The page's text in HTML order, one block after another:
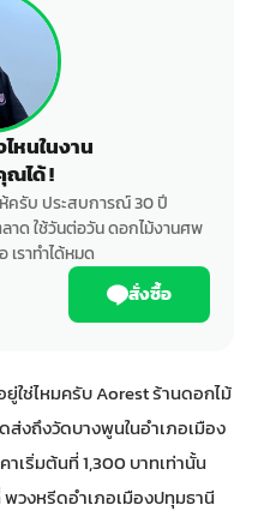
หนในงาน
ณได้ !
ครับ ประสบการณ์ 30 ปี
ด ใช้วันต่อวัน ดอกไม้งานศพ
เราทำได้หมด
สั่งซื้อ
ช่ไหมครับ Aorest ร้านดอกไม้
งถึงวัดบางพูนในอำเภอเมือง
าเริ่มต้นที่ 1,300 บาทเท่านั้น
พวงหรีดอำเภอเมืองปทุมธานี